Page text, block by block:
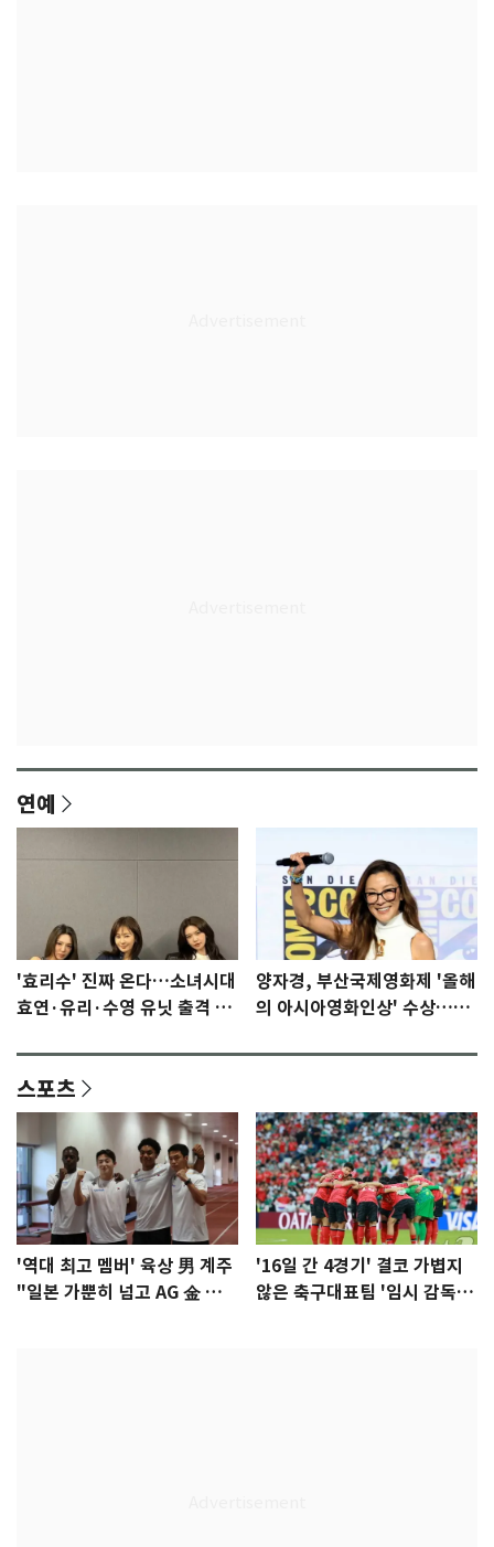
연예
'효리수' 진짜 온다…소녀시대
효연·유리·수영 유닛 출격 [N
양자경, 부산국제영화제 '올해
의 아시아영화인상' 수상…15
스포츠
'역대 최고 멤버' 육상 男 계주
"일본 가뿐히 넘고 AG 金 따겠
'16일 간 4경기' 결코 가볍지
않은 축구대표팀 '임시 감독'